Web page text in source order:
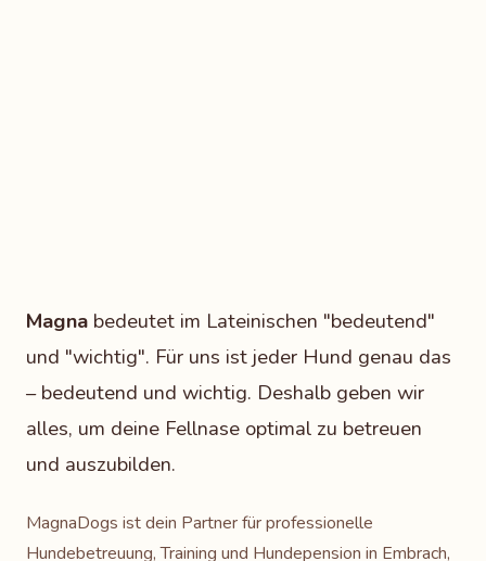
Magna bedeutet im Lateinischen "bedeutend"
und "wichtig". Für uns ist jeder Hund genau das
– bedeutend und wichtig. Deshalb geben wir
alles, um deine Fellnase optimal zu betreuen
und auszubilden.
MagnaDogs ist dein Partner für professionelle
Hundebetreuung, Training und Hundepension in Embrach,